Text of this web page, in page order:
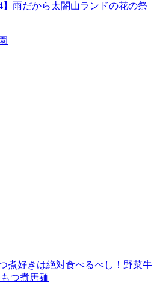
】雨だから太閤山ランドの花の祭
煮好きは絶対食べるべし！野菜牛
つ煮唐麺